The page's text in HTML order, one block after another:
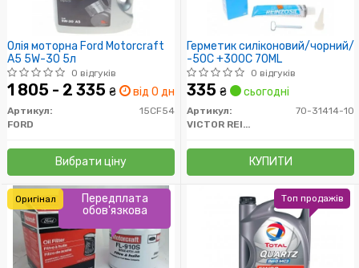
Олія моторна Ford Motorcraft
A5 5W-30 5л
0 відгуків
1 805 - 2 335 ₴ від 0 дн.
Артикул:
15CF54
FORD
Вибрати ціну
Герметик силіконовий/чорний/
-50C +300C 70ML
0 відгуків
335 ₴ сьогодні
Артикул:
70-31414-10
VICTOR REINZ
КУПИТИ
Передплата
обов'язкова
Оригінал Топ продажів